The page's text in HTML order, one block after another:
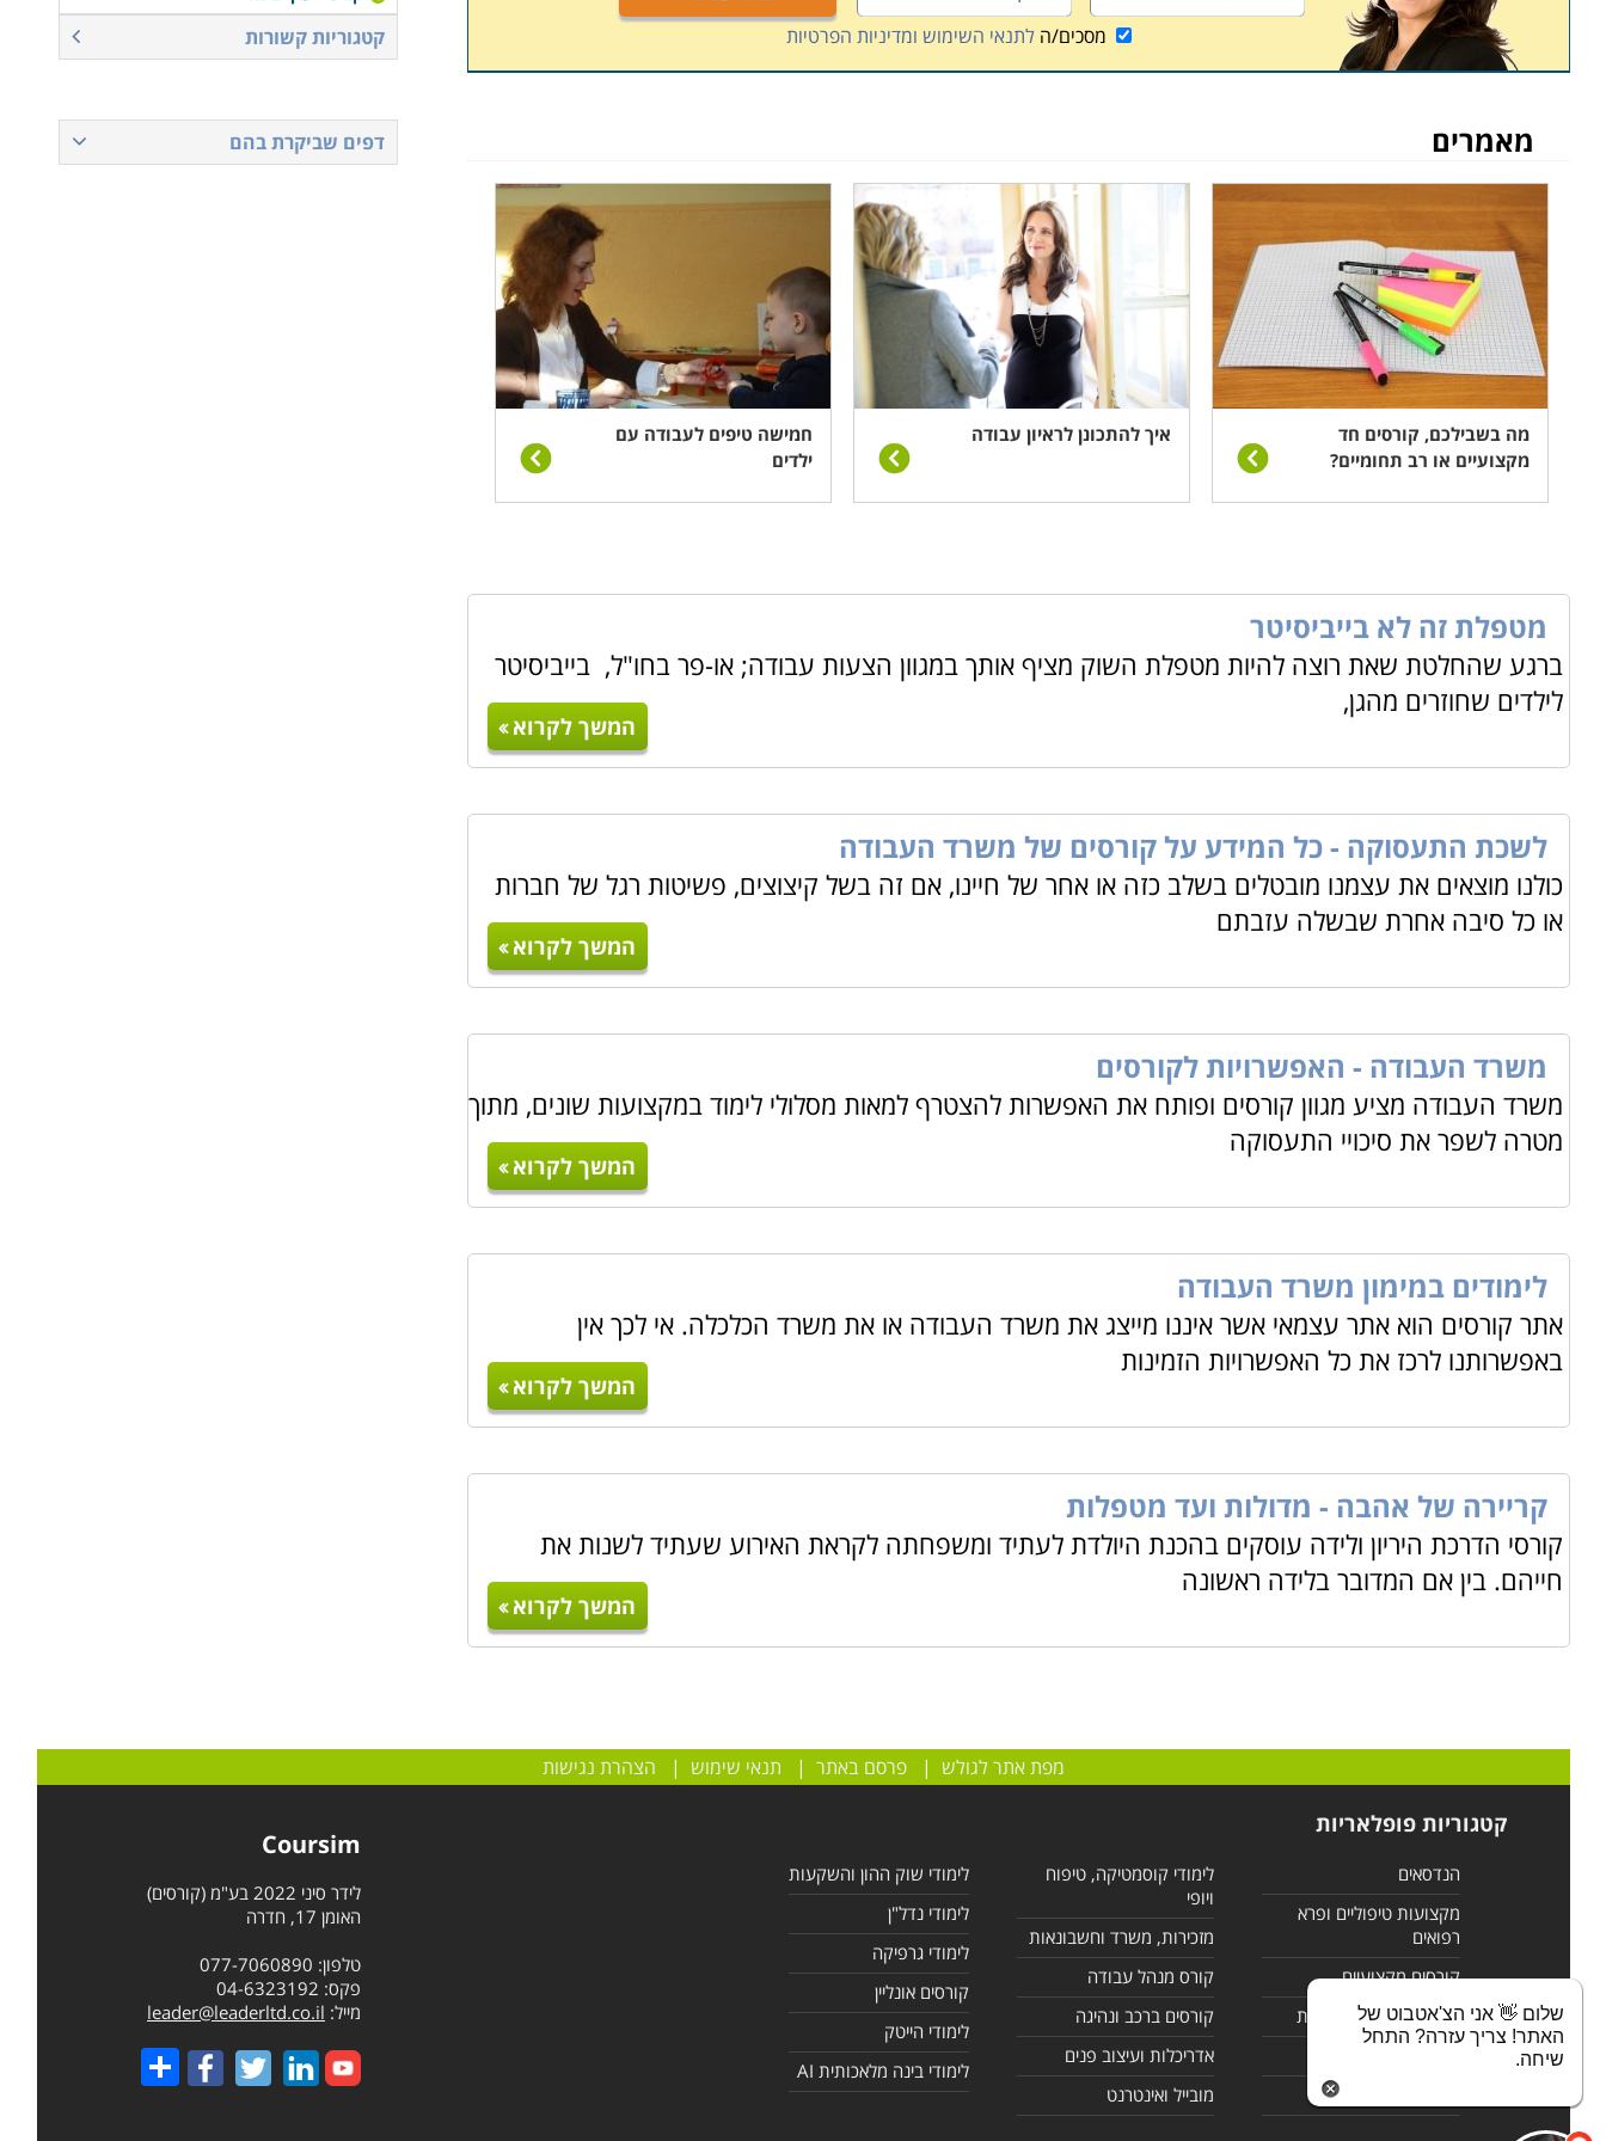
לוגיסטית לצרכים. בהסמכות יסוד אלו אין חשיבות רבה מאוד למוניטין וליוקרה של הקורס, משום שקו הסיום של כולם הוא
למעשה זהה.
מסכים/הלתנאי השימוש ומדיניות הפרטיות
מאמרים
מה בשבילכם, קורסים חד
מקצועיים או רב תחומיים?
איך להתכונן לראיון עבודה
חמישה טיפים לעבודה עם
ילדים
מטפלת זה לא בייביסיטר
ברגע שהחלטת שאת רוצה להיות מטפלת השוק מציף אותך במגוון הצעות עבודה; או-פר בחו"ל, בייביסיטר
לילדים שחוזרים מהגן,
המשך לקרוא
לשכת התעסוקה - כל המידע על קורסים של משרד העבודה
כולנו מוצאים את עצמנו מובטלים בשלב כזה או אחר של חיינו, אם זה בשל קיצוצים, פשיטות רגל של חברות
או כל סיבה אחרת שבשלה עזבתם
המשך לקרוא
משרד העבודה - האפשרויות לקורסים
משרד העבודה מציע מגוון קורסים ופותח את האפשרות להצטרף למאות מסלולי לימוד במקצועות שונים, מתוך
מטרה לשפר את סיכויי התעסוקה
המשך לקרוא
לימודים במימון משרד העבודה
אתר קורסים הוא אתר עצמאי אשר איננו מייצג את משרד העבודה או את משרד הכלכלה. אי לכך אין
באפשרותנו לרכז את כל האפשרויות הזמינות
המשך לקרוא
קריירה של אהבה - מדולות ועד מטפלות
קורסי הדרכת היריון ולידה עוסקים בהכנת היולדת לעתיד ומשפחתה לקראת האירוע שעתיד לשנות את
חייהם. בין אם המדובר בלידה ראשונה
המשך לקרוא
קטגוריות קשורות
דפים שביקרת בהם
מפת אתר לגולש |פרסם באתר | תנאי שימוש | הצהרת נגישות
קטגוריות פופלאריות
הנדסאים
מקצועות טיפוליים ופרא
רפואים
קורסים מקצועיים
לימודי מחשבים ורשתות
לימודי קוסמטיקה, טיפוח
ויופי
מזכירות, משרד וחשבונאות
קורס מנהל עבודה
קורסים ברכב ונהיגה
אדריכלות ועיצוב פנים
מובייל ואינטרנט
לימודי שוק ההון והשקעות
לימודי נדל"ן
לימודי גרפיקה
קורסים אונליין
לימודי הייטק
לימודי בינה מלאכותית AI
Coursim
לידר סיני 2022 בע"מ (קורסים)
האומן 17, חדרה
טלפון: 077-7060890
פקס: 04-6323192
מייל: leader@leaderltd.co.il
Share
שלום 👋 אני הצ'אטבוט של
האתר! צריך עזרה? התחל
שיחה.